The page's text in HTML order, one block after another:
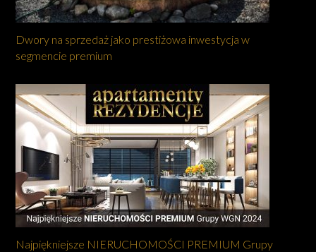
Dwory na sprzedaż jako prestiżowa inwestycja w
segmencie premium
Najpiękniejsze NIERUCHOMOŚCI PREMIUM Grupy